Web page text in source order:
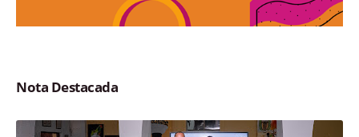
Nota Destacada